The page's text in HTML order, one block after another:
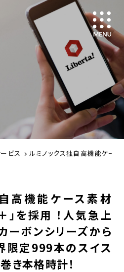
ビス ルミノックス独自高機能ケー
高機能ケース素材
」を採用 ！人気急上
ーボンシリーズから
限定999本のスイス
き本格時計！